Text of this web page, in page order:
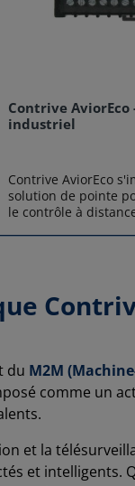
Contrive
industriel
Contrive AviorEco
solution de pointe
le contrôle à
mode passif géré
automate
(Edge computing).
AviorEco offre une
à sa gestion
événements et sa
canal (SMS, Email,
Contrive AviorEco
d'un simple module
du M2M
comme un
et la
et intelligents.